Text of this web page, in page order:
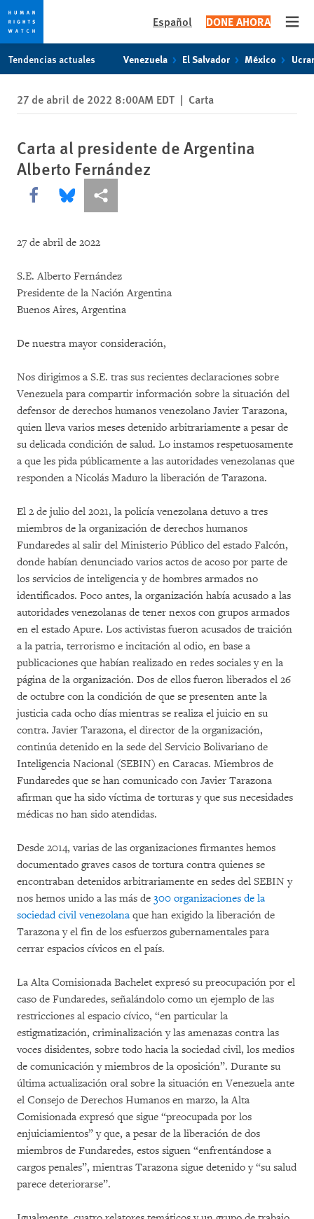
privacy
notice
content
Español DONE AHORA
Tendencias actuales Venezuela El Salvador México
27 de abril de 2022 8:00AM EDT | Carta
Carta al presidente de Argentina
Alberto Fernández
Share this via Facebook
Share this via Bluesky
Share this via Compartir
27 de abril de 2022
S.E. Alberto Fernández
Presidente de la Nación Argentina
Buenos Aires, Argentina
De nuestra mayor consideración,
Nos dirigimos a S.E. tras sus recientes declaraciones sobre
Venezuela para compartir información sobre la situación del
defensor de derechos humanos venezolano Javier Tarazona,
quien lleva varios meses detenido arbitrariamente a pesar de
su delicada condición de salud. Lo instamos respetuosamente
a que les pida públicamente a las autoridades venezolanas que
responden a Nicolás Maduro la liberación de Tarazona.
El 2 de julio del 2021, la policía venezolana detuvo a tres
miembros de la organización de derechos humanos
Fundaredes al salir del Ministerio Público del estado Falcón,
donde habían denunciado varios actos de acoso por parte de
los servicios de inteligencia y de hombres armados no
identificados. Poco antes, la organización había acusado a las
autoridades venezolanas de tener nexos con grupos armados
en el estado Apure. Los activistas fueron acusados de traición
a la patria, terrorismo e incitación al odio, en base a
publicaciones que habían realizado en redes sociales y en la
página de la organización. Dos de ellos fueron liberados el 26
de octubre con la condición de que se presenten ante la
justicia cada ocho días mientras se realiza el juicio en su
contra. Javier Tarazona, el director de la organización,
continúa detenido en la sede del Servicio Bolivariano de
Inteligencia Nacional (SEBIN) en Caracas. Miembros de
Fundaredes que se han comunicado con Javier Tarazona
afirman que ha sido víctima de torturas y que sus necesidades
médicas no han sido atendidas.
Desde 2014, varias de las organizaciones firmantes hemos
documentado graves casos de tortura contra quienes se
encontraban detenidos arbitrariamente en sedes del SEBIN y
nos hemos unido a las más de 300 organizaciones de la
sociedad civil venezolana que han exigido la liberación de
Tarazona y el fin de los esfuerzos gubernamentales para
cerrar espacios cívicos en el país.
La Alta Comisionada Bachelet expresó su preocupación por el
caso de Fundaredes, señalándolo como un ejemplo de las
restricciones al espacio cívico, “en particular la
estigmatización, criminalización y las amenazas contra las
voces disidentes, sobre todo hacia la sociedad civil, los medios
de comunicación y miembros de la oposición”. Durante su
última actualización oral sobre la situación en Venezuela ante
el Consejo de Derechos Humanos en marzo, la Alta
Comisionada expresó que sigue “preocupada por los
enjuiciamientos” y que, a pesar de la liberación de dos
miembros de Fundaredes, estos siguen “enfrentándose a
cargos penales”, mientras Tarazona sigue detenido y “su salud
parece deteriorarse”.